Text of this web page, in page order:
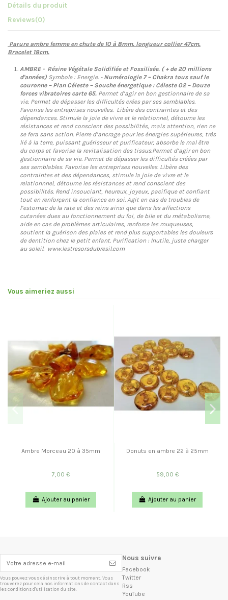
Détails du produit
Reviews(0)
Parure ambre femme en chute de 10 à 8mm. longueur collier 47cm.
Bracelet 18cm.
AMBRE - Résine Végétale Solidifiée et Fossilisée. ( + de 20 millions
d'années) Symbole : Energie. - Numérologie 7 – Chakra tous sauf le
couronne – Plan Céleste – Souche énergetique : Céleste 02 – Douze
forces vibratoires carte 65. Permet d’agir en bon gestionnaire de sa
vie. Permet de dépasser les difficultés crées par ses semblables.
Favorise les entreprises nouvelles. Libère des contraintes et des
dépendances. Stimule la joie de vivre et le relationnel, détourne les
résistances et rend conscient des possibilités, mais attention, rien ne
se fera sans action. Pierre d’ancrage pour les énergies supérieures, très
lié à la terre, puissant guérisseur et purificateur, absorbe le mal être
du corps et favorise la revitalisation des tissus.Permet d’agir en bon
gestionnaire de sa vie. Permet de dépasser les difficultés créées par
ses semblables. Favorise les entreprises nouvelles. Libère des
contraintes et des dépendances, stimule la joie de vivre et le
relationnnel, détourne les résistances et rend conscient des
possibilités. Rend insouciant, heureux, joyeux, pacifique et confiant
tout en renforçant la confiance en soi. Agit en cas de troubles de
l’estomac de la rate et des reins ainsi que dans les affections
cutanées dues au fonctionnement du foi, de bile et du métabolisme,
aide en cas de problèmes articulaires, renforce les muqueuses,
soutient la guérison des plaies et rend plus supportables les douleurs
de dentition chez le petit enfant. Purification : Inutile, juste charger
au soleil. www.lestresorsdubresil.com
Vous aimeriez aussi
Ambre Morceau 20 à 35mm
7,00 €
Ajouter au panier
Donuts en ambre 22 à 25mm
59,00 €
Ajouter au panier
Vous pouvez vous désinscrire à tout moment. Vous
trouverez pour cela nos informations de contact dans
les conditions d'utilisation du site.
Nous suivre
Facebook
Twitter
Rss
YouTube